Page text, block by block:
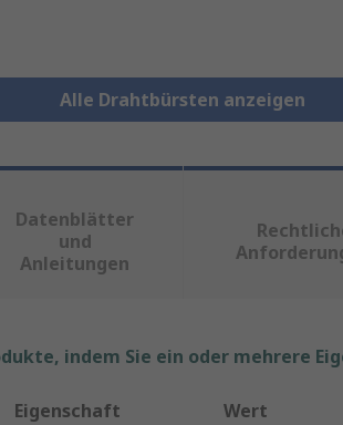
Alle Drahtbürsten anzeigen
Datenblätter
und
Anleitungen
indem Sie ein oder mehrere
Eigenschaft Wert